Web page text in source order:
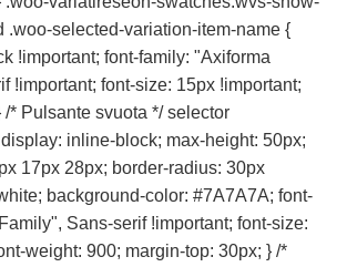
.woo-selected-variation-item-name {
!important; font-family: "Axiforma
!important; font-size: 15px !important;
* Pulsante svuota */ selector
inline-block; max-height: 50px;
17px 28px; border-radius: 30px
background-color: #7A7A7A; font-
Sans-serif !important; font-size:
weight: 900; margin-top: 30px; } /*